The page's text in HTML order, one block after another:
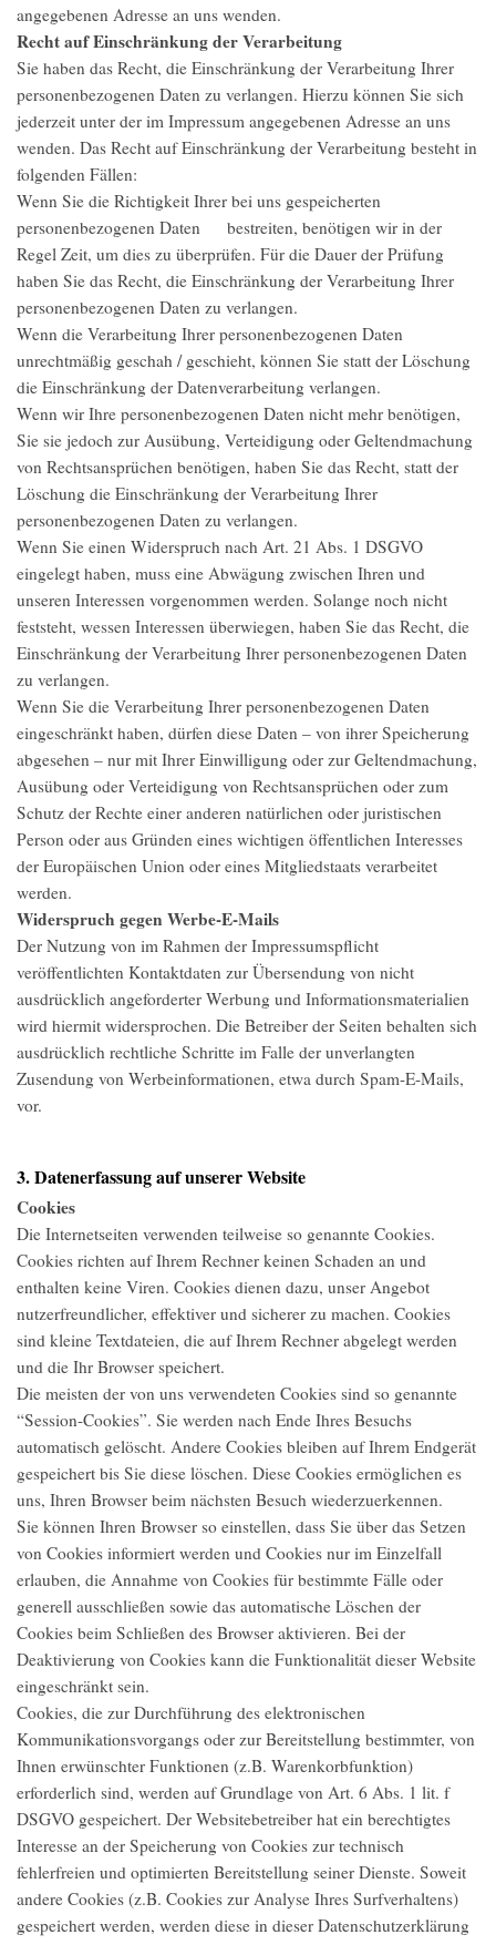
angegebenen Adresse an uns wenden.
Recht auf Einschränkung der Verarbeitung
Sie haben das Recht, die Einschränkung der Verarbeitung Ihrer
personenbezogenen Daten zu verlangen. Hierzu können Sie sich
jederzeit unter der im Impressum angegebenen Adresse an uns
wenden. Das Recht auf Einschränkung der Verarbeitung besteht in
folgenden Fällen:
Wenn Sie die Richtigkeit Ihrer bei uns gespeicherten
personenbezogenen Daten bestreiten, benötigen wir in der
Regel Zeit, um dies zu überprüfen. Für die Dauer der Prüfung
haben Sie das Recht, die Einschränkung der Verarbeitung Ihrer
personenbezogenen Daten zu verlangen.
Wenn die Verarbeitung Ihrer personenbezogenen Daten
unrechtmäßig geschah / geschieht, können Sie statt der Löschung
die Einschränkung der Datenverarbeitung verlangen.
Wenn wir Ihre personenbezogenen Daten nicht mehr benötigen,
Sie sie jedoch zur Ausübung, Verteidigung oder Geltendmachung
von Rechtsansprüchen benötigen, haben Sie das Recht, statt der
Löschung die Einschränkung der Verarbeitung Ihrer
personenbezogenen Daten zu verlangen.
Wenn Sie einen Widerspruch nach Art. 21 Abs. 1 DSGVO
eingelegt haben, muss eine Abwägung zwischen Ihren und
unseren Interessen vorgenommen werden. Solange noch nicht
feststeht, wessen Interessen überwiegen, haben Sie das Recht, die
Einschränkung der Verarbeitung Ihrer personenbezogenen Daten
zu verlangen.
Wenn Sie die Verarbeitung Ihrer personenbezogenen Daten
eingeschränkt haben, dürfen diese Daten – von ihrer Speicherung
abgesehen – nur mit Ihrer Einwilligung oder zur Geltendmachung,
Ausübung oder Verteidigung von Rechtsansprüchen oder zum
Schutz der Rechte einer anderen natürlichen oder juristischen
Person oder aus Gründen eines wichtigen öffentlichen Interesses
der Europäischen Union oder eines Mitgliedstaats verarbeitet
werden.
Widerspruch gegen Werbe-E-Mails
Der Nutzung von im Rahmen der Impressumspflicht
veröffentlichten Kontaktdaten zur Übersendung von nicht
ausdrücklich angeforderter Werbung und Informationsmaterialien
wird hiermit widersprochen. Die Betreiber der Seiten behalten sich
ausdrücklich rechtliche Schritte im Falle der unverlangten
Zusendung von Werbeinformationen, etwa durch Spam-E-Mails,
vor.
3. Datenerfassung auf unserer Website
Cookies
Die Internetseiten verwenden teilweise so genannte Cookies.
Cookies richten auf Ihrem Rechner keinen Schaden an und
enthalten keine Viren. Cookies dienen dazu, unser Angebot
nutzerfreundlicher, effektiver und sicherer zu machen. Cookies
sind kleine Textdateien, die auf Ihrem Rechner abgelegt werden
und die Ihr Browser speichert.
Die meisten der von uns verwendeten Cookies sind so genannte
“Session-Cookies”. Sie werden nach Ende Ihres Besuchs
automatisch gelöscht. Andere Cookies bleiben auf Ihrem Endgerät
gespeichert bis Sie diese löschen. Diese Cookies ermöglichen es
uns, Ihren Browser beim nächsten Besuch wiederzuerkennen.
Sie können Ihren Browser so einstellen, dass Sie über das Setzen
von Cookies informiert werden und Cookies nur im Einzelfall
erlauben, die Annahme von Cookies für bestimmte Fälle oder
generell ausschließen sowie das automatische Löschen der
Cookies beim Schließen des Browser aktivieren. Bei der
Deaktivierung von Cookies kann die Funktionalität dieser Website
eingeschränkt sein.
Cookies, die zur Durchführung des elektronischen
Kommunikationsvorgangs oder zur Bereitstellung bestimmter, von
Ihnen erwünschter Funktionen (z.B. Warenkorbfunktion)
erforderlich sind, werden auf Grundlage von Art. 6 Abs. 1 lit. f
DSGVO gespeichert. Der Websitebetreiber hat ein berechtigtes
Interesse an der Speicherung von Cookies zur technisch
fehlerfreien und optimierten Bereitstellung seiner Dienste. Soweit
andere Cookies (z.B. Cookies zur Analyse Ihres Surfverhaltens)
gespeichert werden, werden diese in dieser Datenschutzerklärung